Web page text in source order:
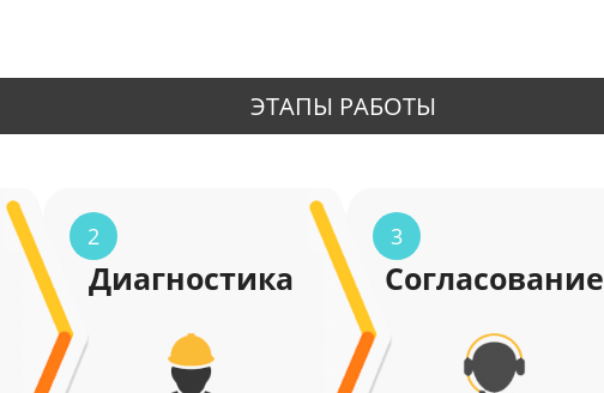
ЭТАПЫ РАБОТЫ
2
Диагностика
3
Согласование